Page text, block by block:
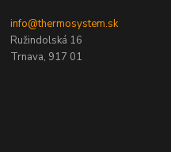
info@thermosystem.sk
Ružindolská 16
Trnava, 917 01